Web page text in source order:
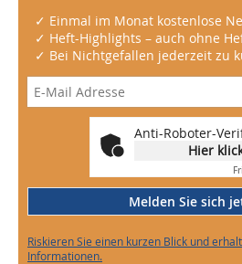
✓ Einmal im Monat kostenlose
✓ Heft-Highlights – auch ohne
✓ Bei Nichtgefallen jederzeit zu
Anti-Roboter-
Hier
Melden Sie sich
Riskieren Sie einen kurzen Blick und
Informationen.